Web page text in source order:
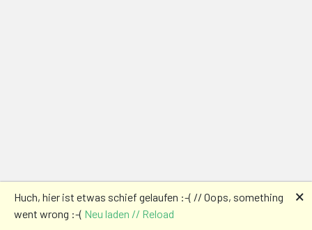
Huch, hier ist etwas schief gelaufen :-( // Oops, something
went wrong :-( Neu laden // Reload
🗙